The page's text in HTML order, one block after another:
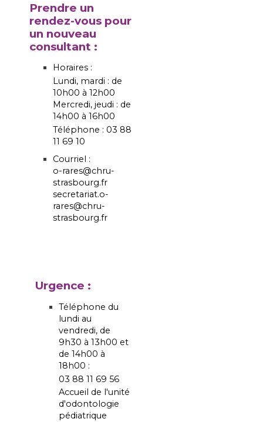
Prendre un
rendez-vous pour
un nouveau
consultant :
Horaires :
Lundi, mardi : de
10h00 à 12h00
Mercredi, jeudi : de
14h00 à 16h00
Téléphone : 03 88
11 69 10
Courriel :
o-rares@chru-
strasbourg.fr
secretariat.o-
rares@chru-
strasbourg.fr
Urgence :
Téléphone du
lundi au
vendredi, de
9h30 à 13h00 et
de 14h00 à
18h00 :
03 88 11 69 56
Accueil de l'unité
d'odontologie
pédiatrique